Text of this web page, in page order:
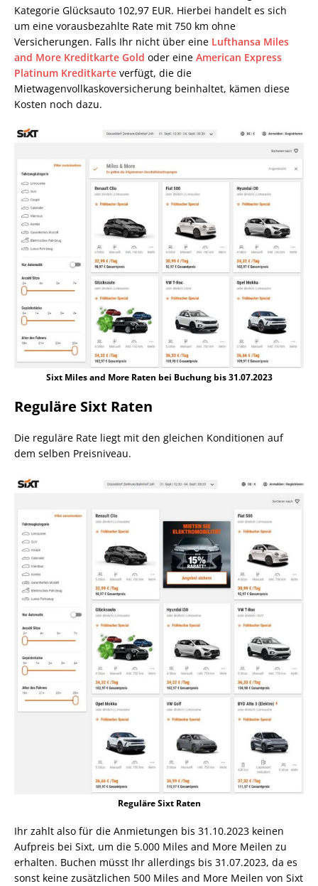
Kategorie Glücksauto 102,97 EUR. Hierbei handelt es sich
um eine vorausbezahlte Rate mit 750 km ohne
Versicherungen. Falls Ihr nicht über eine Lufthansa Miles
and More Kreditkarte Gold oder eine American Express
Platinum Kreditkarte verfügt, die die
Mietwagenvollkaskoversicherung beinhaltet, kämen diese
Kosten noch dazu.
Sixt Miles and More Raten bei Buchung bis 31.07.2023
Reguläre Sixt Raten
Die reguläre Rate liegt mit den gleichen Konditionen auf
dem selben Preisniveau.
Reguläre Sixt Raten
Ihr zahlt also für die Anmietungen bis 31.10.2023 keinen
Aufpreis bei Sixt, um die 5.000 Miles and More Meilen zu
erhalten. Buchen müsst Ihr allerdings bis 31.07.2023, da es
sonst keine zusätzlichen 500 Miles and More Meilen von Sixt